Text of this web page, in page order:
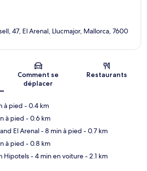
Carte
47, El Arenal, Llucmajor, Mallorca, 7600
Comment se
déplacer
Restaurants
à pied - 0.4 km
à pied - 0.6 km
El Arenal- 8 min à pied - 0.7 km
à pied - 0.8 km
Hipotels- 4 min en voiture- 2.1 km